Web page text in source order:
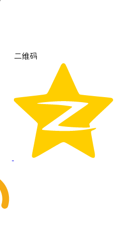
二维码